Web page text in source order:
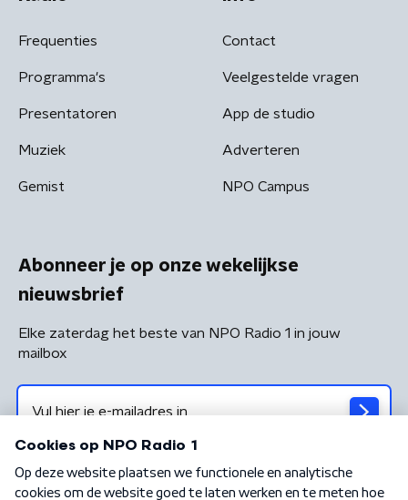
Frequenties
Programma's
Presentatoren
Muziek
Gemist
Contact
Veelgestelde vragen
App de studio
Adverteren
NPO Campus
Abonneer je op onze wekelijkse
nieuwsbrief
Elke zaterdag het beste van NPO Radio 1 in jouw
mailbox